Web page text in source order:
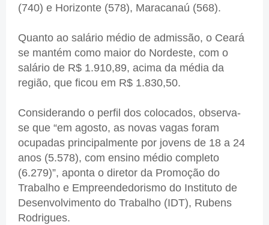
(740) e Horizonte (578), Maracanaú (568).
Quanto ao salário médio de admissão, o Ceará
se mantém como maior do Nordeste, com o
salário de R$ 1.910,89, acima da média da
região, que ficou em R$ 1.830,50.
Considerando o perfil dos colocados, observa-
se que “em agosto, as novas vagas foram
ocupadas principalmente por jovens de 18 a 24
anos (5.578), com ensino médio completo
(6.279)”, aponta o diretor da Promoção do
Trabalho e Empreendedorismo do Instituto de
Desenvolvimento do Trabalho (IDT), Rubens
Rodrigues.